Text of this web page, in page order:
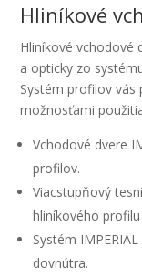
Hliníkové
Hliníkové vchodové
a opticky zo
Systém profilov vás
možnosťami
Vchodové dvere
profilov.
Viacstupňový
hliníkového
Systém
dovnútra.